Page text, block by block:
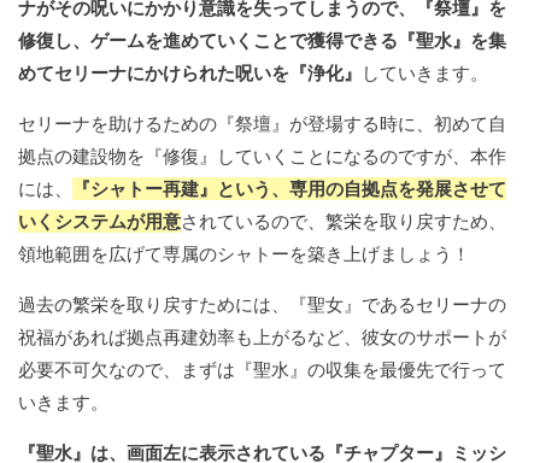
ナがその呪いにかかり意識を失ってしまうので、『祭壇』を
修復し、ゲームを進めていくことで獲得できる『聖水』を集
めてセリーナにかけられた呪いを『浄化』 していきます。
セリーナを助けるための『祭壇』が登場する時に、初めて自
拠点の建設物を『修復』していくことになるのですが、本作
には、
『シャトー再建』という、専用の自拠点を発展させて
いくシステムが用意されているので、繁栄を取り戻すため、
領地範囲を広げて専属のシャトーを築き上げましょう！
過去の繁栄を取り戻すためには、『聖女』であるセリーナの
祝福があれば拠点再建効率も上がるなど、彼女のサポートが
必要不可欠なので、まずは『聖水』の収集を最優先で行って
いきます。
『聖水』は、画面左に表示されている『チャプター』ミッシ